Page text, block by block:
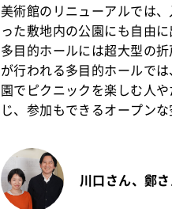
美術館のリニューアルでは
った敷地内の公園にも自由
多目的ホールには超大型の
が行われる多目的ホールで
園でピクニックを楽しむ人
じ、参加もできるオープンな
川口さん、鄭